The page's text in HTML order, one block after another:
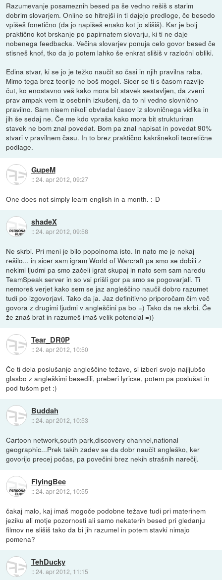
Razumevanje posameznih besed pa še vedno rešiš s starim
dobrim slovarjem. Online so hitrejši in ti dajejo predloge, če besedo
vpišeš fonetično (da jo napišeš enako kot jo slišiš). Kar je bolj
praktično kot brskanje po papirnatem slovarju, ki ti ne daje
nobenega feedbacka. Večina slovarjev ponuja celo govor besed če
stisneš knof, tko da jo potem lahko še enkrat slišiš v razločni obliki.
Edina stvar, ki se jo je težko naučit so časi in njih pravilna raba.
Mimo tega brez teorije ne boš mogel. Sicer se ti s časom razvije
čut, ko enostavno veš kako mora bit stavek sestavljen, da zveni
prav ampak vem iz osebnih izkušenj, da to ni vedno slovnično
pravilno. Sam nisem nikoli obvladal časov iz slovničnega vidika in
jih še sedaj ne. Če me kdo vpraša kako mora bit strukturiran
stavek ne bom znal povedat. Bom pa znal napisat in povedat 90%
stvari v pravilnem času. In to brez praktično kakršnekoli teoretične
podlage.
GupeM
::24. apr 2012, 09:27
One does not simply learn english in a month. :-D
shadeX
::24. apr 2012, 09:58
Ne skrbi. Pri meni je bilo popolnoma isto. In nato me je nekaj
rešilo... in sicer sam igram World of Warcraft pa smo se dobili z
nekimi ljudmi pa smo začeli igrat skupaj in nato sem sam naredu
TeamSpeak server in so vsi prišli gor pa smo se pogovarjali. Ti
nemoreš verjet kako sem se jaz angleščino naučil dobro razumet
tudi po izgovorjavi. Tako da ja. Jaz definitivno priporočam čim več
govora z drugimi ljudmi v angleščini pa bo =) Tako da ne skrbi. Če
že znaš brat in razumeš imaš velik potencial =))
Tear_DR0P
::24. apr 2012, 10:50
Če ti dela poslušanje angleščine težave, si izberi svojo najljubšo
glasbo z angleškimi besedili, preberi lyricse, potem pa poslušat in
pod tušom pet :)
Buddah
::24. apr 2012, 10:53
Cartoon network,south park,discovery channel,national
geographic...Prek takih zadev se da dobr naučit angleško, ker
govorijo precej počas, pa povečini brez nekih strašnih narečij.
FlyingBee
::24. apr 2012, 10:55
čakaj malo, kaj imaš mogoče podobne težave tudi pri materinem
jeziku ali motje pozornosti ali samo nekaterih besed pri gledanju
filmov ne slišiš tako da bi jih razumel in potem stavki nimajo
pomena?
TehDucky
::24. apr 2012, 11:15